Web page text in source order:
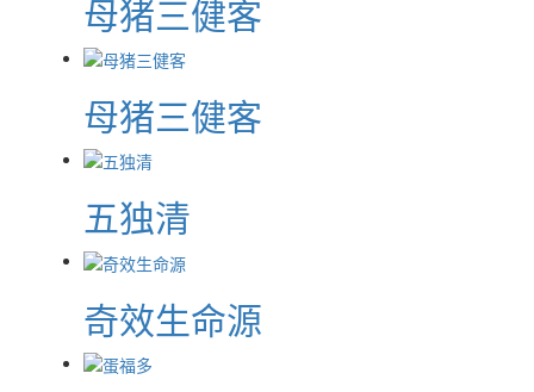
母猪三健客
母猪三健客
五独清
奇效生命源